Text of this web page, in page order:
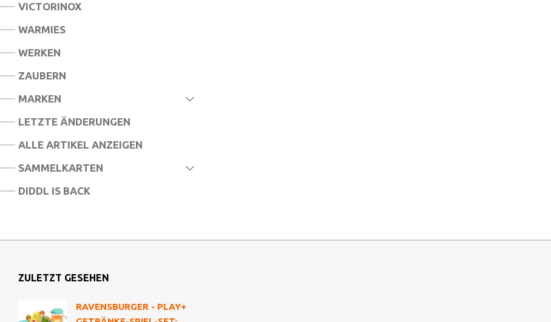
VICTORINOX
WARMIES
WERKEN
ZAUBERN
MARKEN
LETZTE ÄNDERUNGEN
ALLE ARTIKEL ANZEIGEN
SAMMELKARTEN
DIDDL IS BACK
ZULETZT GESEHEN
RAVENSBURGER - PLAY+